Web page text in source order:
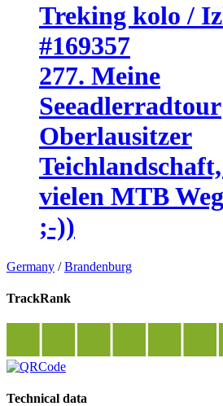
Treking kolo /
#169357
277. Meine
Seeadlerradtour
Oberlausitzer
vielen MTB
;-))
Germany /Brandenburg
TrackRank
Technical data